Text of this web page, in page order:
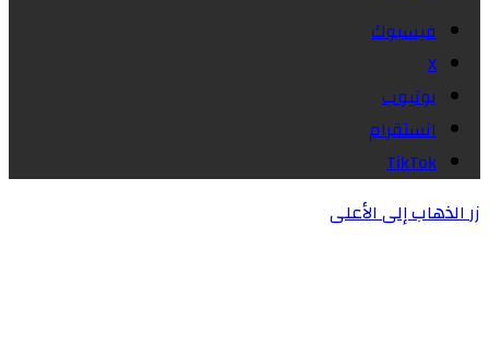
فيسبوك
X
يوتيوب
انستقرام
‫TikTok
زر الذهاب إلى الأعلى